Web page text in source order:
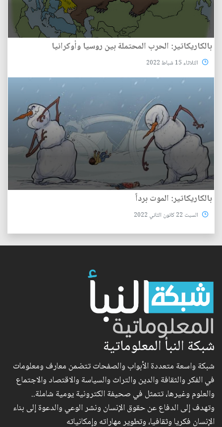
بالكاريكاتير: الحرب المحتملة بين روسيا وأوكرانيا
الثلاثاء 15 شباط 2022
بالكاريكاتير: الموت برداً
السبت 22 كانون الثاني 2022
شبكة النبأ المعلوماتية
شبكة واسعة متعددة الأبواب والصفحات تتضمن معارف ومعلومات
في الفكر والثقافة والدين والتراث والسياسة والاقتصاد والاجتماع
والعلوم وغيرها، تتمثل في صحيفة الكترونية يومية شاملة..
وتهدف إلى الدفاع عن حقوق الإنسان ونشر الوعي والدعوة إلى بناء
الإنسان فكريا وثقافيا، وتطوير مهاراته وإمكانياته